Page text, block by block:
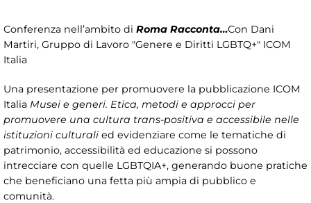
Conferenza nell’ambito di Roma Racconta…Con Dani
Martiri, Gruppo di Lavoro "Genere e Diritti LGBTQ+" ICOM
Italia
Una presentazione per promuovere la pubblicazione ICOM
Italia Musei e generi. Etica, metodi e approcci per
promuovere una cultura trans-positiva e accessibile nelle
istituzioni culturali ed evidenziare come le tematiche di
patrimonio, accessibilità ed educazione si possono
intrecciare con quelle LGBTQIA+, generando buone pratiche
che beneficiano una fetta più ampia di pubblico e
comunità.